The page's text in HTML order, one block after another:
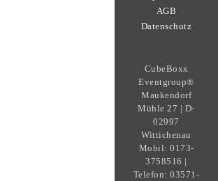
AGB
Datenschutz
CubeBoxx
Eventgroup®
Maukendorf
Mühle 27 | D-
02997
Wittichenau
Mobil: 0173-
3758516 |
Telefon: 03571-